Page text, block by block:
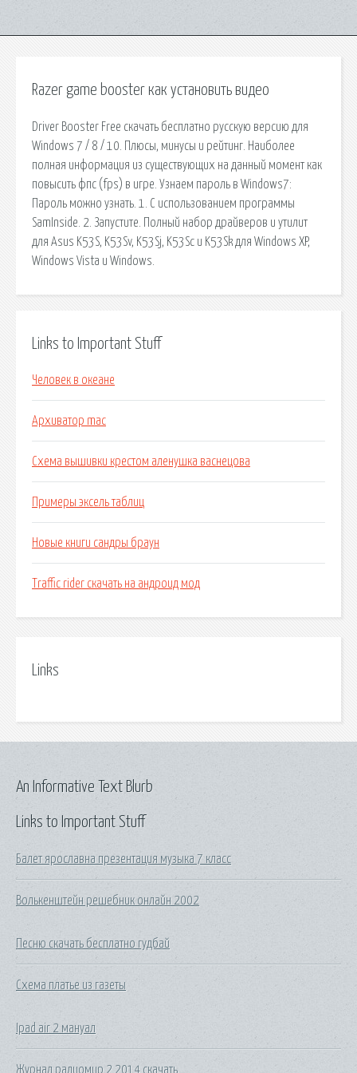
Razer game booster как установить видео
Driver Booster Free скачать бесплатно русскую версию для
Windows 7 / 8 / 10. Плюсы, минусы и рейтинг. Наиболее
полная информация из существующих на данный момент как
повысить фпс (fps) в игре. Узнаем пароль в Windows7:
Пароль можно узнать. 1. С использованием программы
SamInside. 2. Запустите. Полный набор драйверов и утилит
для Asus K53S, K53Sv, K53Sj, K53Sc и K53Sk для Windows XP,
Windows Vista и Windows.
Links to Important Stuff
Человек в океане
Архиватор mac
Схема вышивки крестом аленушка васнецова
Примеры эксель таблиц
Новые книги сандры браун
Traffic rider скачать на андроид мод
Links
Links to Important Stuff
Балет ярославна презентация музыка 7 класс
Волькенштейн решебник онлайн 2002
Песню скачать бесплатно гудбай
Схема платье из газеты
Ipad air 2 мануал
Журнал радиомир 2 2014 скачать
An Informative Text Blurb